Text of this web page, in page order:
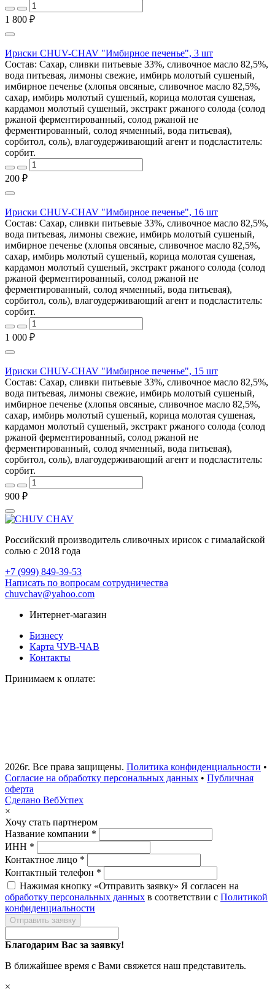
1 800 ₽
Ириски CHUV-CHAV "Имбирное печенье", 3 шт
Состав: Сахар, сливки питьевые 33%, сливочное масло 82,5%,
вода питьевая, лимоны свежие, имбирь молотый сушеный,
имбирное печенье (хлопья овсяные, сливочное масло 82,5%,
сахар, имбирь молотый сушеный, корица молотая сушеная,
кардамон молотый сушеный, экстракт ржаного солода (солод
ржаной ферментированный, солод ржаной не
ферментированный, солод ячменный, вода питьевая),
сорбитол, соль), влагоудерживающий агент и подсластитель:
сорбит.
200 ₽
Ириски CHUV-CHAV "Имбирное печенье", 16 шт
Состав: Сахар, сливки питьевые 33%, сливочное масло 82,5%,
вода питьевая, лимоны свежие, имбирь молотый сушеный,
имбирное печенье (хлопья овсяные, сливочное масло 82,5%,
сахар, имбирь молотый сушеный, корица молотая сушеная,
кардамон молотый сушеный, экстракт ржаного солода (солод
ржаной ферментированный, солод ржаной не
ферментированный, солод ячменный, вода питьевая),
сорбитол, соль), влагоудерживающий агент и подсластитель:
сорбит.
1 000 ₽
Ириски CHUV-CHAV "Имбирное печенье", 15 шт
Состав: Сахар, сливки питьевые 33%, сливочное масло 82,5%,
вода питьевая, лимоны свежие, имбирь молотый сушеный,
имбирное печенье (хлопья овсяные, сливочное масло 82,5%,
сахар, имбирь молотый сушеный, корица молотая сушеная,
кардамон молотый сушеный, экстракт ржаного солода (солод
ржаной ферментированный, солод ржаной не
ферментированный, солод ячменный, вода питьевая),
сорбитол, соль), влагоудерживающий агент и подсластитель:
сорбит.
900 ₽
Российский производитель сливочных ирисок с гималайской
солью с 2018 года
+7 (999) 849-39-53
Написать по вопросам сотрудничества
chuvchav@yahoo.com
Интернет-магазин
Бизнесу
Карта ЧУВ-ЧАВ
Контакты
Принимаем к оплате:
2026г. Все права защищены. Политика конфиденциальности •
Согласие на обработку персональных данных • Публичная
оферта
Сделано ВебУспех
×
Хочу стать партнером
Название компании *
ИНН *
Контактное лицо *
Контактный телефон *
Нажимая кнопку «Отправить заявку» Я согласен на
обработку персональных данных в соответствии с Политикой
конфиденциальности
Отправить заявку
Благодарим Вас за заявку!
В ближайшее время с Вами свяжется наш представитель.
×